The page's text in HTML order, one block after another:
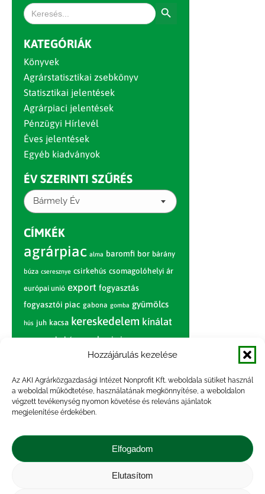
Hozzájárulás kezelése
Az AKI Agrárközgazdasági Intézet Nonprofit Kft. weboldala sütiket használ
a weboldal működtetése, használatának megkönnyítése, a weboldalon
végzett tevékenység nyomon követése és releváns ajánlatok
megjelenítése érdekében.
Elfogadom
Elutasítom
Search
for:
KATEGÓRIÁK
Könyvek
Agrárstatisztikai zsebkönyv
Statisztikai jelentések
Agrárpiaci jelentések
Pénzügyi Hírlevél
Éves jelentések
Egyéb kiadványok
ÉV SZERINTI SZŰRÉS
Bármely Év
CÍMKÉK
agrárpiac alma baromfi bor bárány
búza cseresznye csirkehús csomagolóhelyi ár
európai unió export fogyasztás
fogyasztói piac gabona gomba gyümölcs
hús juh kacsa kereskedelem kínálat
körte marhahús nagybani piac narancs
nemzetközi árinformációk
paradicsom piac piaci jelentés
pulyka pulykahús sertés sertéshús
szarvasmarha termelés
termelői
zöldség árak
átlagárértékesítési ár